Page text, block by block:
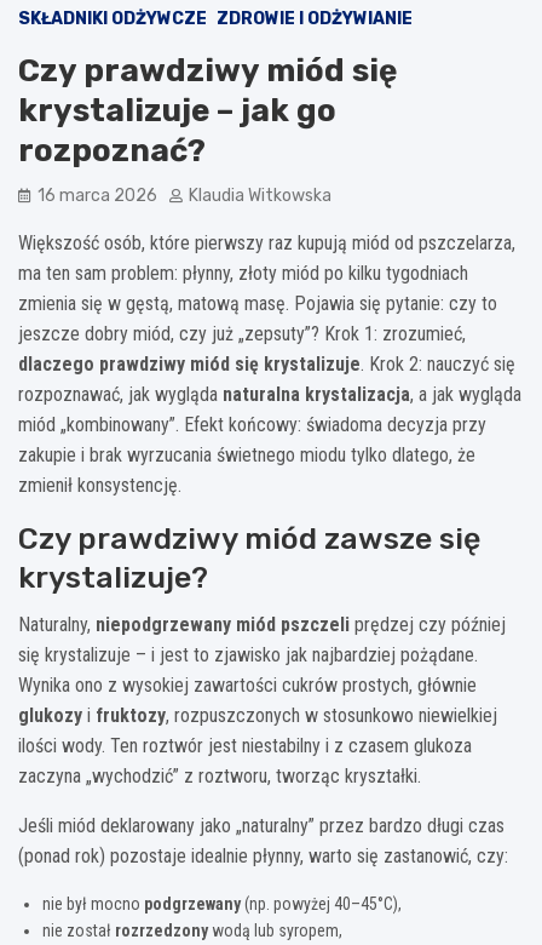
SKŁADNIKI ODŻYWCZE ZDROWIE I ODŻYWIANIE
Czy prawdziwy miód się
krystalizuje – jak go
rozpoznać?
16 marca 2026 Klaudia Witkowska
Większość osób, które pierwszy raz kupują miód od pszczelarza,
ma ten sam problem: płynny, złoty miód po kilku tygodniach
zmienia się w gęstą, matową masę. Pojawia się pytanie: czy to
jeszcze dobry miód, czy już „zepsuty”? Krok 1: zrozumieć,
dlaczego prawdziwy miód się krystalizuje. Krok 2: nauczyć się
rozpoznawać, jak wygląda naturalna krystalizacja, a jak wygląda
miód „kombinowany”. Efekt końcowy: świadoma decyzja przy
zakupie i brak wyrzucania świetnego miodu tylko dlatego, że
zmienił konsystencję.
Czy prawdziwy miód zawsze się
krystalizuje?
Naturalny, niepodgrzewany miód pszczeli prędzej czy później
się krystalizuje – i jest to zjawisko jak najbardziej pożądane.
Wynika ono z wysokiej zawartości cukrów prostych, głównie
glukozy i fruktozy, rozpuszczonych w stosunkowo niewielkiej
ilości wody. Ten roztwór jest niestabilny i z czasem glukoza
zaczyna „wychodzić” z roztworu, tworząc kryształki.
Jeśli miód deklarowany jako „naturalny” przez bardzo długi czas
(ponad rok) pozostaje idealnie płynny, warto się zastanowić, czy:
nie był mocno podgrzewany(np. powyżej 40–45°C),
nie został rozrzedzonywodą lub syropem,